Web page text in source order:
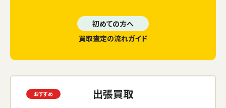
初めての方へ
買取査定の流れガイド
出張買取